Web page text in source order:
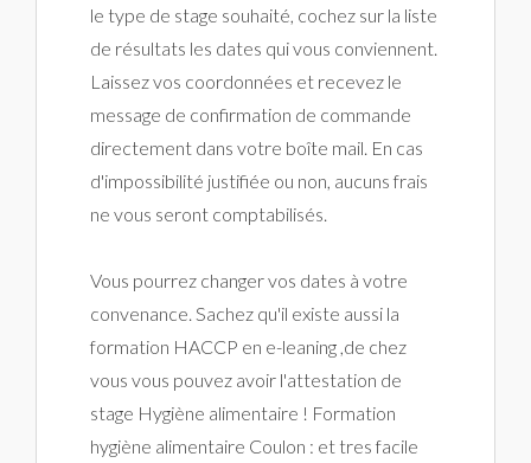
le type de stage souhaité, cochez sur la liste
de résultats les dates qui vous conviennent.
Laissez vos coordonnées et recevez le
message de confirmation de commande
directement dans votre boîte mail. En cas
d'impossibilité justifiée ou non, aucuns frais
ne vous seront comptabilisés.
Vous pourrez changer vos dates à votre
convenance. Sachez qu'il existe aussi la
formation HACCP en e-leaning ,de chez
vous vous pouvez avoir l'attestation de
stage Hygiène alimentaire ! Formation
hygiène alimentaire Coulon : et tres facile